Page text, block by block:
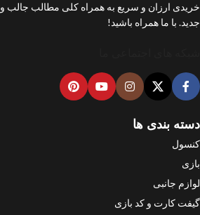
خریدی ارزان و سریع به همراه کلی مطالب جالب و
جدید. با ما همراه باشید!
دسته بندی ها
کنسول
بازی
لوازم جانبی
گیفت کارت و کد بازی